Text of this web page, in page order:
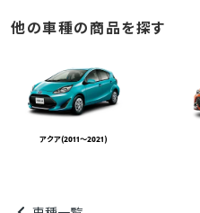
他の車種の商品を探す
アクア(2011～2021)